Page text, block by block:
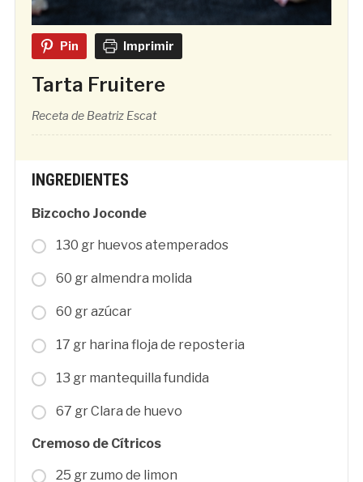
Pin Imprimir
Tarta Fruitere
Receta de Beatriz Escat
INGREDIENTES
Bizcocho Joconde
130 gr huevos atemperados
60 gr almendra molida
60 gr azúcar
17 gr harina floja de reposteria
13 gr mantequilla fundida
67 gr Clara de huevo
Cremoso de Cítricos
25 gr zumo de limon